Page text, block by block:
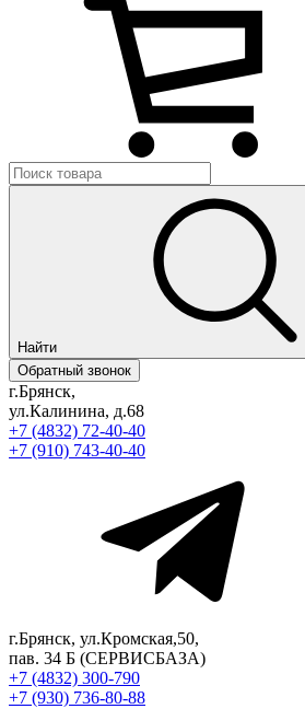
Найти
Обратный звонок
г.Брянск,
ул.Калинина, д.68
+7 (4832) 72-40-40
+7 (910) 743-40-40
г.Брянск, ул.Кромская,50,
пав. 34 Б (СЕРВИСБАЗА)
+7 (4832) 300-790
+7 (930) 736-80-88